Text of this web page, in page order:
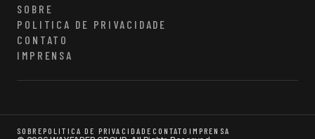
SOBRE
POLITICA DE PRIVACIDADE
CONTATO
IMPRENSA
SOBREPOLITICA DE PRIVACIDADE CONTATO IMPRENSA